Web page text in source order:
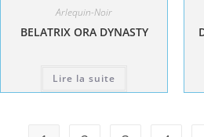
Arlequin-Noir
BELATRIX ORA DYNASTY
Lire la suite